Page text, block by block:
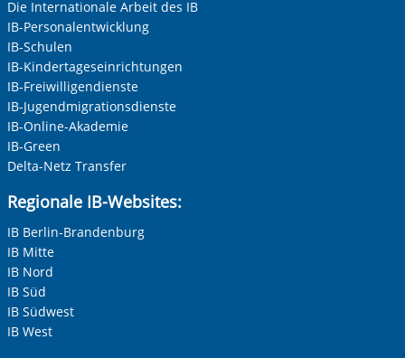
Die Internationale Arbeit des IB
IB-Personalentwicklung
IB-Schulen
IB-Kindertageseinrichtungen
IB-Freiwilligendienste
IB-Jugendmigrationsdienste
IB-Online-Akademie
IB-Green
Delta-Netz Transfer
Regionale IB-Websites:
IB Berlin-Brandenburg
IB Mitte
IB Nord
IB Süd
IB Südwest
IB West